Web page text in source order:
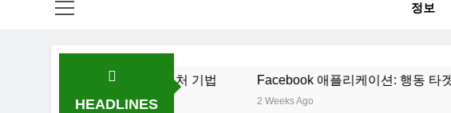
정보
HEADLINES
화 전략 및 리드 캡처 기법 Facebook 애플리케이션: 행동 타겟팅, 전환
2 Weeks Ago